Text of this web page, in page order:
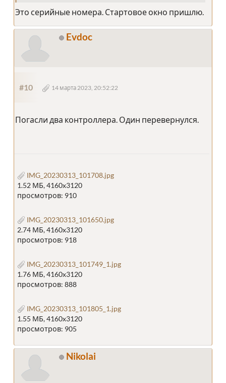
Это серийные номера. Стартовое окно пришлю.
Evdoc
#10 14 марта 2023, 20:52:22
Погасли два контроллера. Один перевернулся.
IMG_20230313_101708.jpg
1.52 МБ, 4160x3120
просмотров: 910
IMG_20230313_101650.jpg
2.74 МБ, 4160x3120
просмотров: 918
IMG_20230313_101749_1.jpg
1.76 МБ, 4160x3120
просмотров: 888
IMG_20230313_101805_1.jpg
1.55 МБ, 4160x3120
просмотров: 905
Nikolai